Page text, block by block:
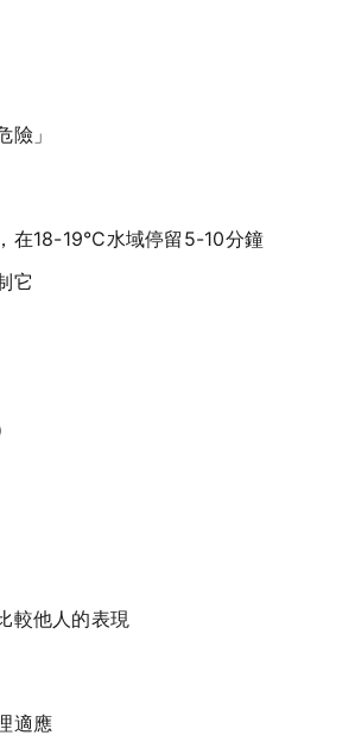
」
在18-19°C水域停留5-10分鐘
它
較他人的表現
適應